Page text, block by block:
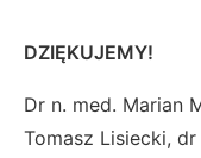
DZIĘKUJEMY!
Dr n. med. Marian
Tomasz Lisiecki, dr